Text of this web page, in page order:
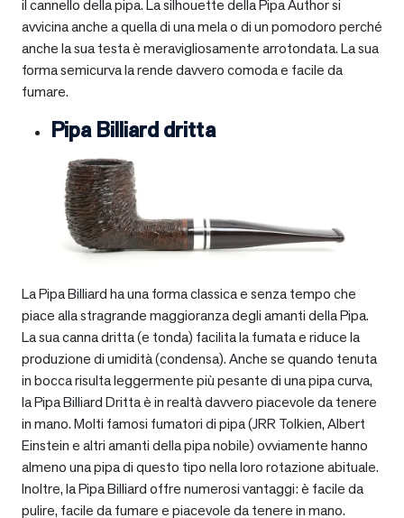
il cannello della pipa. La silhouette della Pipa Author si
avvicina anche a quella di una mela o di un pomodoro perché
anche la sua testa è meravigliosamente arrotondata. La sua
forma semicurva la rende davvero comoda e facile da
fumare.
Pipa Billiard dritta
La Pipa Billiard ha una forma classica e senza tempo che
piace alla stragrande maggioranza degli amanti della Pipa.
La sua canna dritta (e tonda) facilita la fumata e riduce la
produzione di umidità (condensa). Anche se quando tenuta
in bocca risulta leggermente più pesante di una pipa curva,
la Pipa Billiard Dritta è in realtà davvero piacevole da tenere
in mano. Molti famosi fumatori di pipa (JRR Tolkien, Albert
Einstein e altri amanti della pipa nobile) ovviamente hanno
almeno una pipa di questo tipo nella loro rotazione abituale.
Inoltre, la Pipa Billiard offre numerosi vantaggi: è facile da
pulire, facile da fumare e piacevole da tenere in mano.